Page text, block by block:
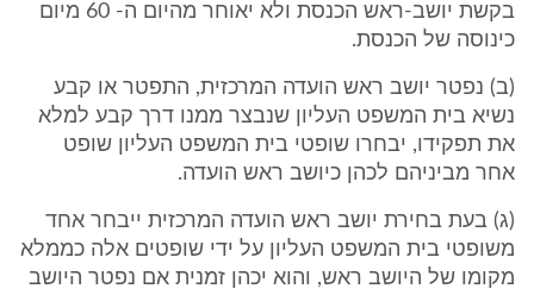
בקשת יושב-ראש הכנסת ולא יאוחר מהיום ה- 60 מיום
כינוסה של הכנסת.
(ב) נפטר יושב ראש הועדה המרכזית, התפטר או קבע
נשיא בית המשפט העליון שנבצר ממנו דרך קבע למלא
את תפקידו, יבחרו שופטי בית המשפט העליון שופט
אחר מביניהם לכהן כיושב ראש הועדה.
(ג) בעת בחירת יושב ראש הועדה המרכזית ייבחר אחד
משופטי בית המשפט העליון על ידי שופטים אלה כממלא
מקומו של היושב ראש, והוא יכהן זמנית אם נפטר היושב